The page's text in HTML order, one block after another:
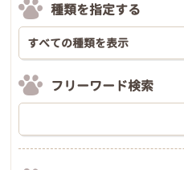
種類を指定する
フリーワード検索